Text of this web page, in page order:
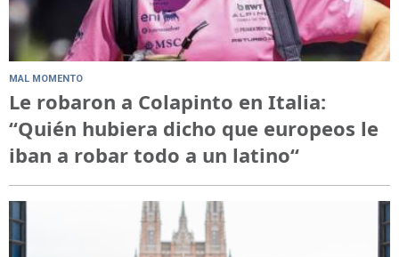
MAL MOMENTO
Le robaron a Colapinto en Italia:
“Quién hubiera dicho que europeos le
iban a robar todo a un latino“